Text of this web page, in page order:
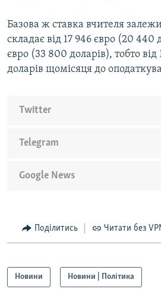
Базова ж ставка вчителя
складає від 17 946 євро (20 440
євро (33 800 доларів), тобто від
доларів щомісяця до
Telegram
Google News
Twitter
Поділитись Читати без
Новини Новини | Політика